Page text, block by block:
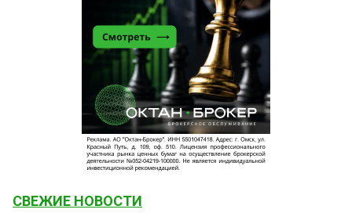
СВЕЖИЕ НОВОСТИ